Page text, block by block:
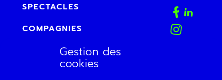
Gestion des
cookies
SPECTACLES
COMPAGNIES
AGENDA